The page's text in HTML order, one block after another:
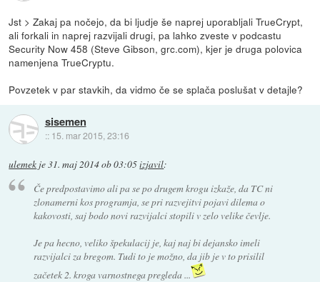
Jst > Zakaj pa nočejo, da bi ljudje še naprej uporabljali TrueCrypt,
ali forkali in naprej razvijali drugi, pa lahko zveste v podcastu
Security Now 458 (Steve Gibson, grc.com), kjer je druga polovica
namenjena TrueCryptu.
Povzetek v par stavkih, da vidmo če se splača poslušat v detajle?
sisemen
:: 15. mar 2015, 23:16
ulemek je31. maj 2014 ob 03:05izjavil:
Če predpostavimo ali pa se po drugem krogu izkaže, da TC ni
zlonamerni kos programja, se pri razvejitvi pojavi dilema o
kakovosti, saj bodo novi razvijalci stopili v zelo velike čevlje.
Je pa hecno, veliko špekulacij je, kaj naj bi dejansko imeli
razvijalci za bregom. Tudi to je možno, da jib je v to prisilil
začetek 2. kroga varnostnega pregleda ...